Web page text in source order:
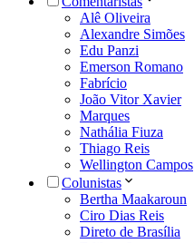
Alê Oliveira
Alexandre Simões
Edu Panzi
Emerson Romano
Fabrício
João Vitor Xavier
Marques
Nathália Fiuza
Thiago Reis
Wellington Campos
Colunistas
Bertha Maakaroun
Ciro Dias Reis
Direto de Brasília